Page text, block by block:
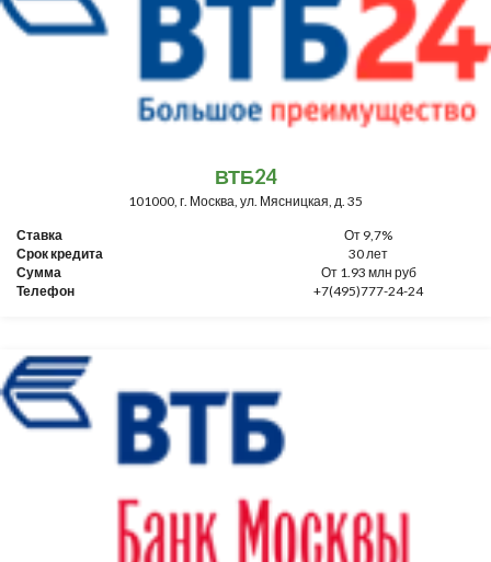
ВТБ24
101000, г. Москва, ул. Мясницкая, д. 35
Ставка
От 9,7%
Срок кредита
30 лет
Сумма
От 1.93 млн руб
Телефон
+7(495)777-24-24